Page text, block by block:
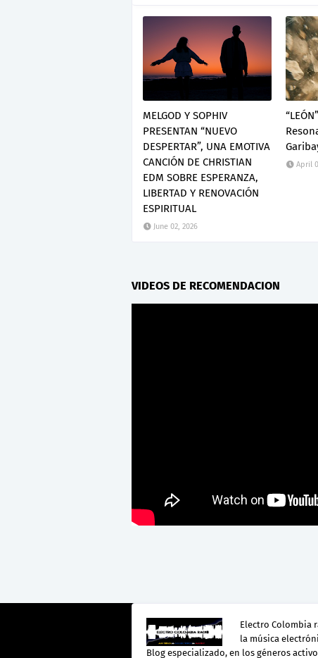
MELGOD Y SOPHIV
PRESENTAN “NUEVO
DESPERTAR”, UNA EMOTIVA
CANCIÓN DE CHRISTIAN
EDM SOBRE ESPERANZA,
LIBERTAD Y RENOVACIÓN
ESPIRITUAL
June 02, 2026
April
VIDEOS DE RECOMENDACION
Electro Colombia
la música
Blog especializado, en los géneros